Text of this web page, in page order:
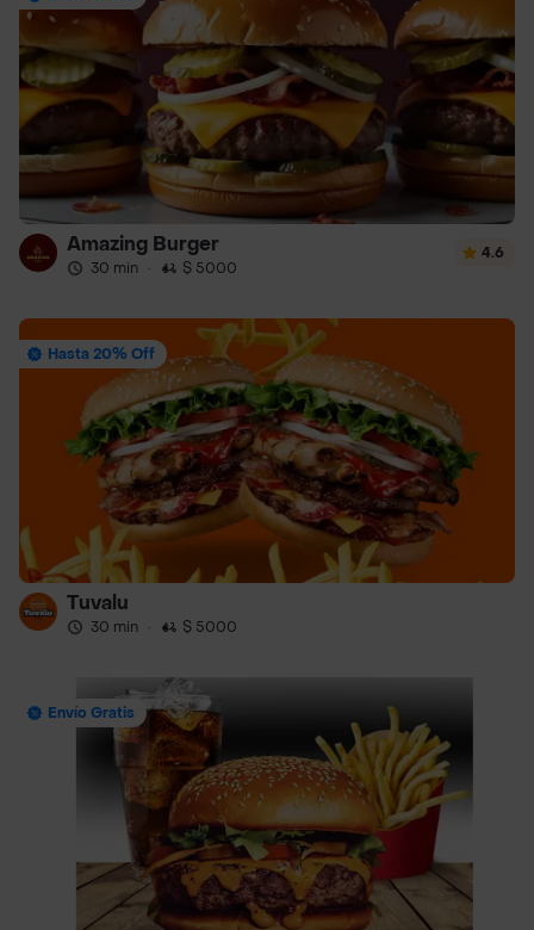
Amazing Burger
30 min · $ 5000
4.6
Hasta 20% Off
Tuvalu
30 min · $ 5000
Envío Gratis